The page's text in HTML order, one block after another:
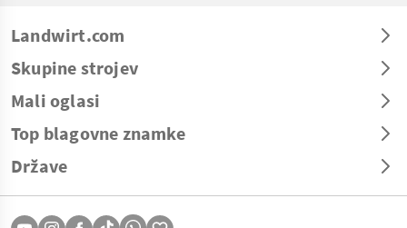
Landwirt.com
Skupine strojev
Mali oglasi
Top blagovne znamke
Države